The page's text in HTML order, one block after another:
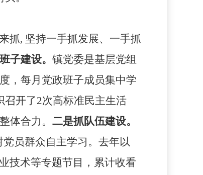
抓, 坚持一手抓发展、一手抓
子建设。 镇党委是基层党组
，每月党政班子成员集中学
召开了2次高标准民主生活
体合力。 二是抓队伍建设。
员群众自主学习。去年以
技术等专题节目，累计收看